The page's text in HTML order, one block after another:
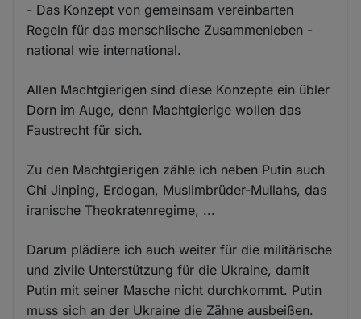
- Das Konzept von gemeinsam vereinbarten
Regeln für das menschlische Zusammenleben -
national wie international.
Allen Machtgierigen sind diese Konzepte ein übler
Dorn im Auge, denn Machtgierige wollen das
Faustrecht für sich.
Zu den Machtgierigen zähle ich neben Putin auch
Chi Jinping, Erdogan, Muslimbrüder-Mullahs, das
iranische Theokratenregime, ...
Darum plädiere ich auch weiter für die militärische
und zivile Unterstützung für die Ukraine, damit
Putin mit seiner Masche nicht durchkommt. Putin
muss sich an der Ukraine die Zähne ausbeißen.